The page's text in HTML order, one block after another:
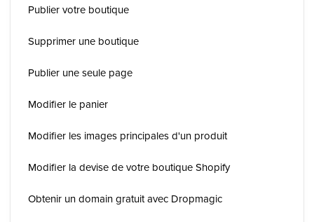
Publier votre boutique
Supprimer une boutique
Publier une seule page
Modifier le panier
Modifier les images principales d'un produit
Modifier la devise de votre boutique Shopify
Obtenir un domain gratuit avec Dropmagic